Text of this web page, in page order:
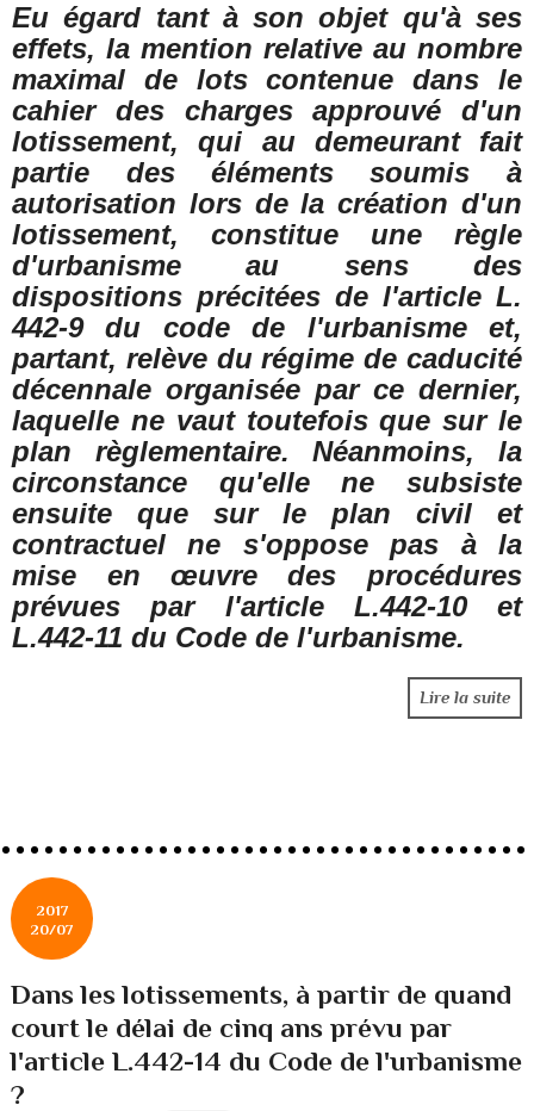
Eu égard tant à son objet qu'à ses
effets, la mention relative au nombre
maximal de lots contenue dans le
cahier des charges approuvé d'un
lotissement, qui au demeurant fait
partie des éléments soumis à
autorisation lors de la création d'un
lotissement, constitue une règle
d'urbanisme au sens des
dispositions précitées de l'article L.
442-9 du code de l'urbanisme et,
partant, relève du régime de caducité
décennale organisée par ce dernier,
laquelle ne vaut toutefois que sur le
plan règlementaire. Néanmoins, la
circonstance qu'elle ne subsiste
ensuite que sur le plan civil et
contractuel ne s'oppose pas à la
mise en œuvre des procédures
prévues par l'article L.442-10 et
L.442-11 du Code de l'urbanisme.
Lire la suite
2017
20/07
Dans les lotissements, à partir de quand
court le délai de cinq ans prévu par
l'article L.442-14 du Code de l'urbanisme
?